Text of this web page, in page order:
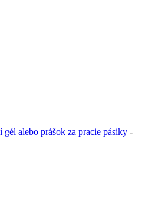
alebo prášok za pracie pásiky -